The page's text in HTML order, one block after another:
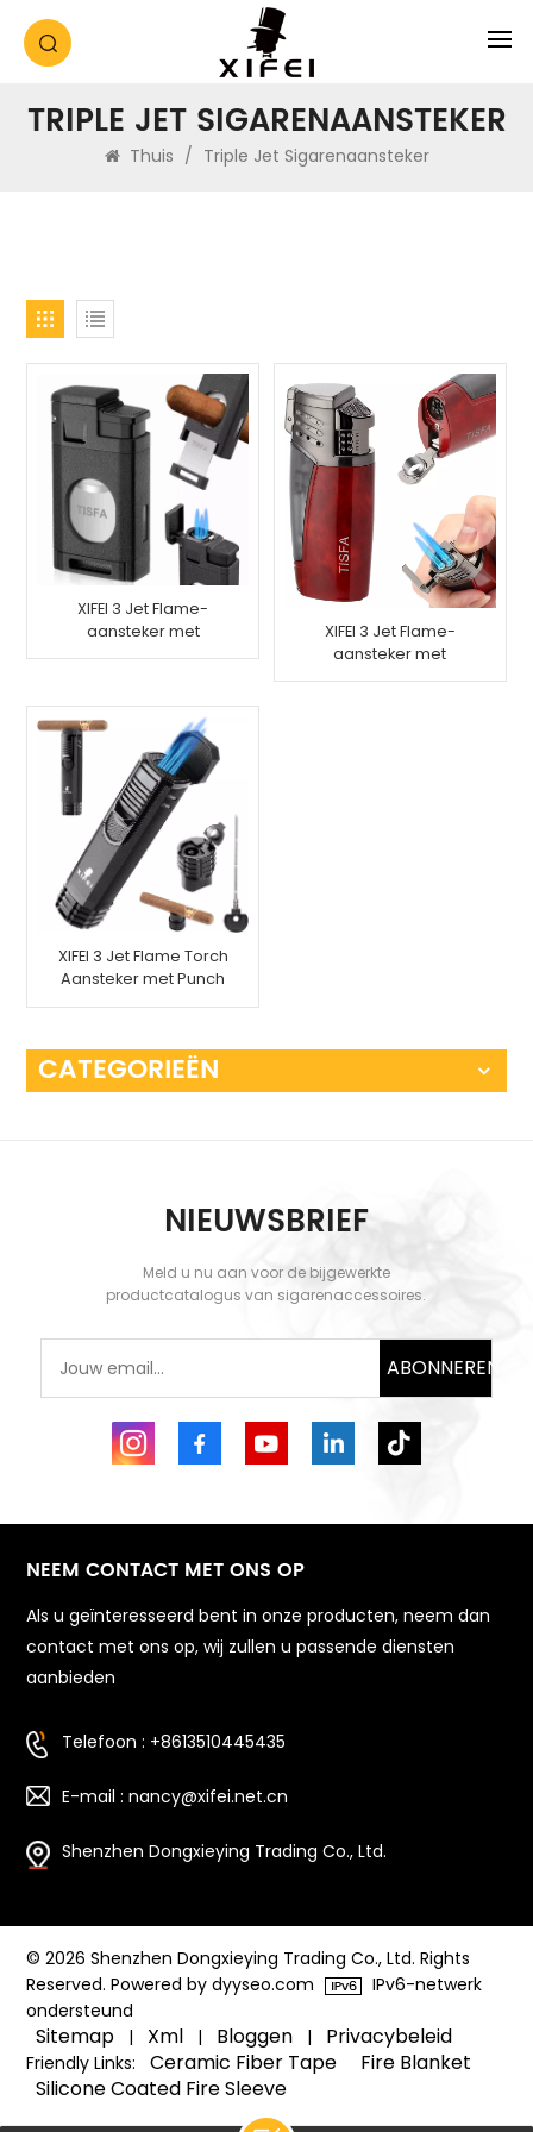
TRIPLE JET SIGARENAANSTEKER
Thuis / Triple Jet Sigarenaansteker
XIFEI 3 Jet Flame-
aansteker met
sigarenknipper
XIFEI 3 Jet Flame-
aansteker met
sigaarpons
XIFEI 3 Jet Flame Torch
Aansteker met Punch
Lade Stand
CATEGORIEËN
NIEUWSBRIEF
Meld u nu aan voor de bijgewerkte
productcatalogus van sigarenaccessoires.
ABONNEREN
NEEM CONTACT MET ONS OP
Als u geïnteresseerd bent in onze producten, neem dan
contact met ons op, wij zullen u passende diensten
aanbieden
Telefoon : +8613510445435
E-mail : nancy@xifei.net.cn
Shenzhen Dongxieying Trading Co., Ltd.
© 2026 Shenzhen Dongxieying Trading Co., Ltd. Rights
Reserved. Powered by dyyseo.com
IPv6-netwerk
ondersteund
Sitemap | Xml | Bloggen | Privacybeleid
Friendly Links: Ceramic Fiber Tape
Fire Blanket
Silicone Coated Fire Sleeve